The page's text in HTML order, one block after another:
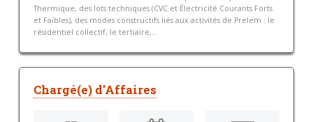
Thermique, des lots techniques (CVC et Électricité Courants Forts
et Faibles), des modes constructifs liés aux activités de Prelem : le
résidentiel collectif, le tertiaire,...
Chargé(e) d'Affaires